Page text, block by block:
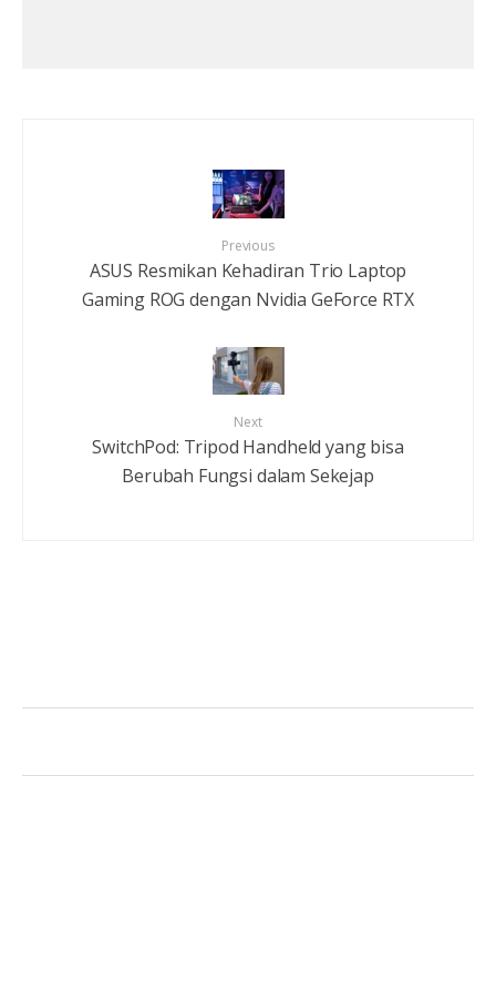
Previous
ASUS Resmikan Kehadiran Trio Laptop
Gaming ROG dengan Nvidia GeForce RTX
Next
SwitchPod: Tripod Handheld yang bisa
Berubah Fungsi dalam Sekejap